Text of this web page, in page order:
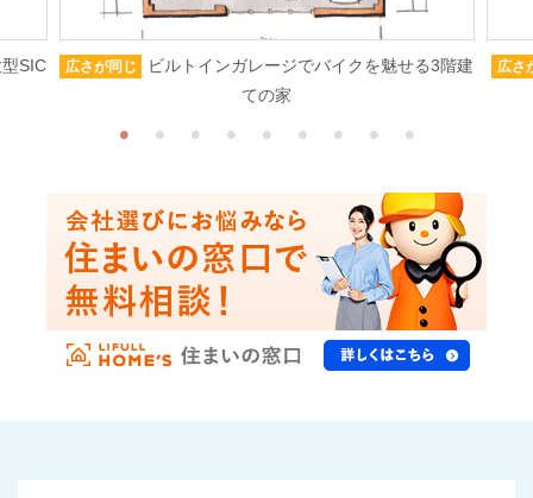
SIC 広さが同じ
ビルトインガレージでバイクを魅せる3階建
ての家
広さ